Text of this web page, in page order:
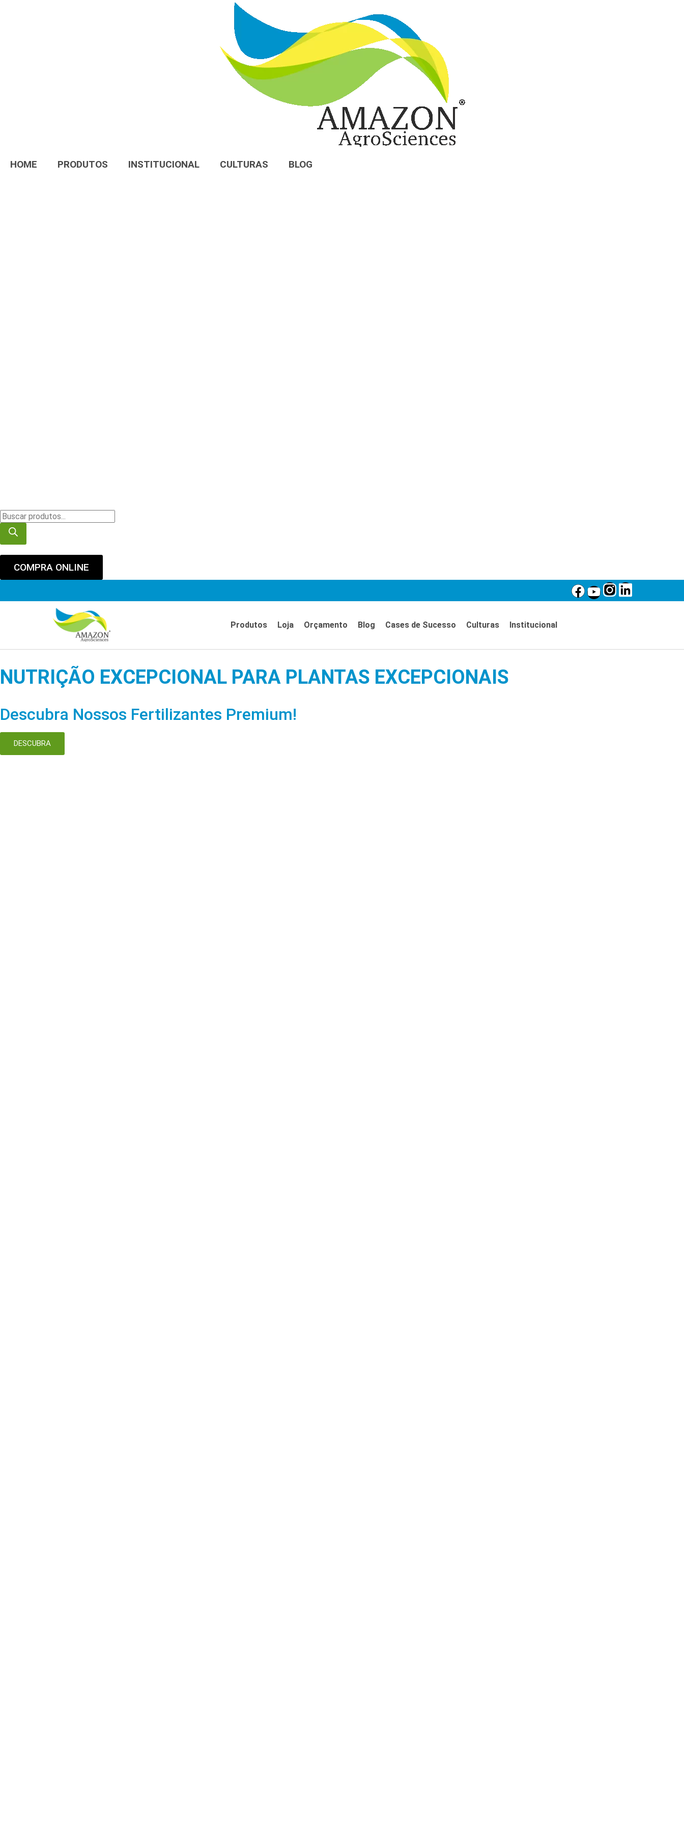
HOME PRODUTOS INSTITUCIONAL CULTURAS BLOG
COMPRA ONLINE
Produtos Loja Orçamento Blog Cases de Sucesso Culturas Institucional
NUTRIÇÃO EXCEPCIONAL PARA PLANTAS EXCEPCIONAIS
Descubra Nossos Fertilizantes Premium!
DESCUBRA